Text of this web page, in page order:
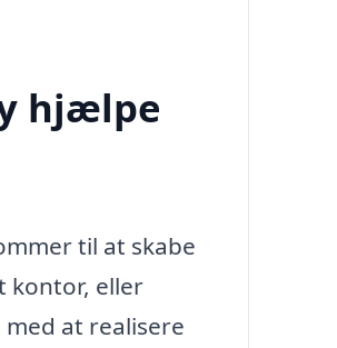
hjælpe
til at skabe
kontor, eller
at realisere